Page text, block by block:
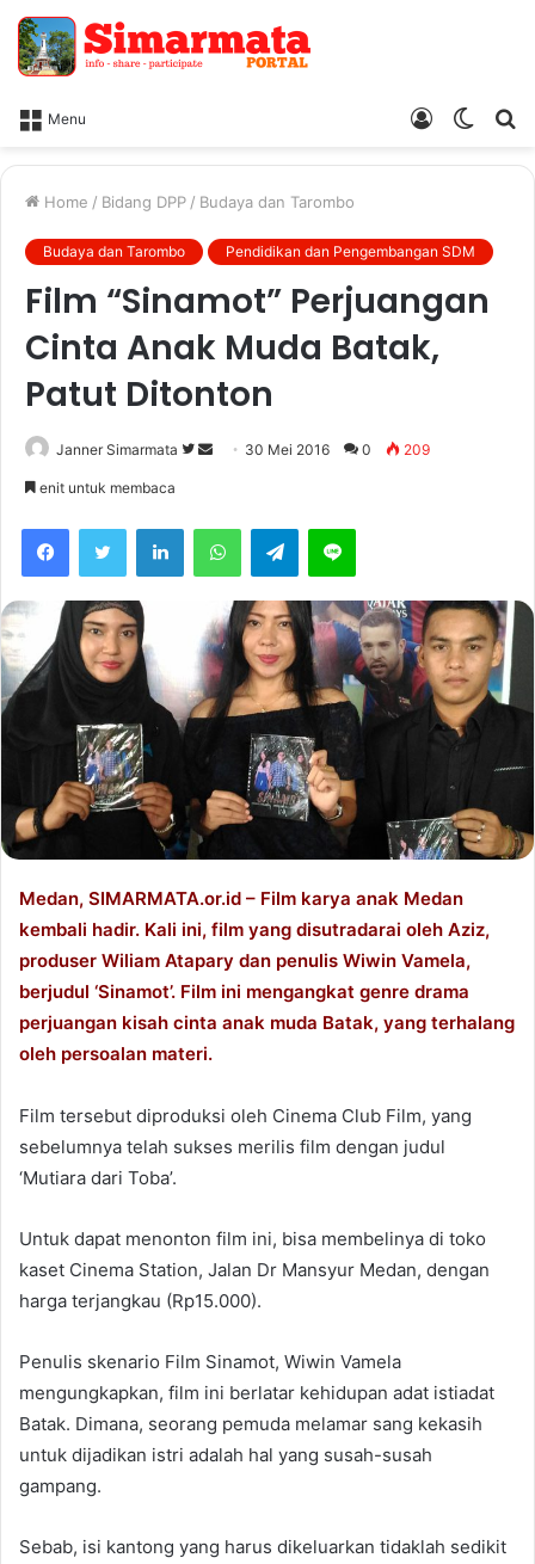
Menu
Switch
Log
Home / Bidang DPP / Budaya dan Tarombo
Budaya dan Tarombo Pendidikan dan Pengembangan SDM
Film “Sinamot” Perjuangan
Cinta Anak Muda Batak,
Patut Ditonton
Janner Simarmata
F
n
T
w
e
a
e
m
a
i
30 Mei 2016 0 209
enit untuk membaca
Telegram
Medan, SIMARMATA.or.id – Film karya anak Medan
kembali hadir. Kali ini, film yang disutradarai oleh Aziz,
produser Wiliam Atapary‬ dan penulis Wiwin Vamela‬,
berjudul ‘Sinamot’. Film ini mengangkat genre drama
perjuangan kisah cinta anak muda Batak, yang terhalang
oleh persoalan materi.
Film tersebut diproduksi oleh Cinema Club Film, yang
sebelumnya telah sukses merilis film dengan judul
‘Mutiara dari Toba’.
Untuk dapat menonton film ini, bisa membelinya di toko
kaset Cinema Station, Jalan Dr Mansyur Medan, dengan
harga terjangkau (Rp15.000).
Penulis skenario Film Sinamot, Wiwin Vamela‬
mengungkapkan, film ini berlatar kehidupan adat istiadat
Batak. Dimana, seorang pemuda melamar sang kekasih
untuk dijadikan istri adalah hal yang susah-susah
gampang.
Sebab, isi kantong yang harus dikeluarkan tidaklah sedikit